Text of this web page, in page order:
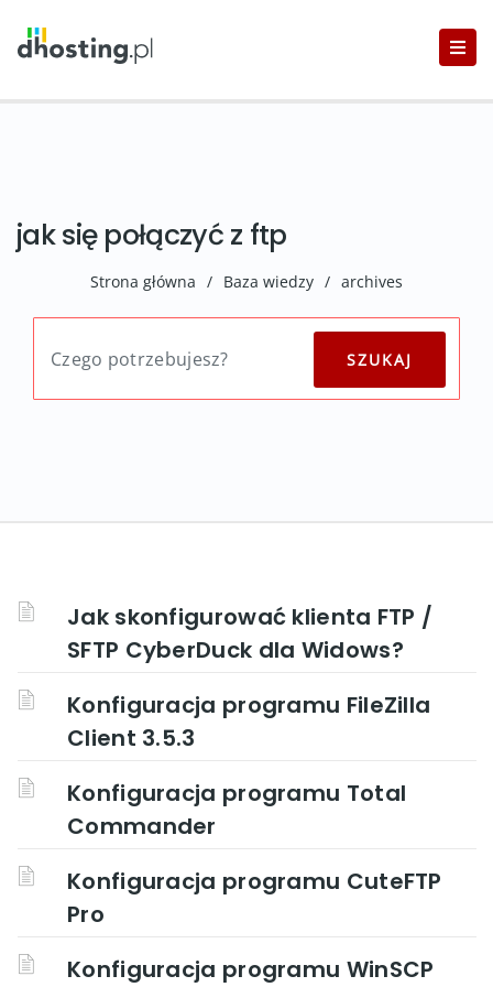
jak się połączyć z ftp
Strona główna / Baza wiedzy / archives
Jak skonfigurować klienta FTP /
SFTP CyberDuck dla Widows?
Konfiguracja programu FileZilla
Client 3.5.3
Konfiguracja programu Total
Commander
Konfiguracja programu CuteFTP
Pro
Konfiguracja programu WinSCP